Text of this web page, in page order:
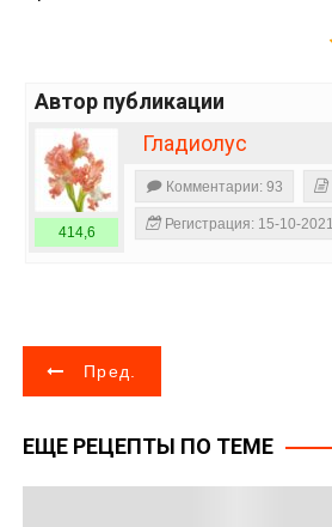
Автор публикации
Гладиолус
414,6
Комментарии: 93
Регистрация: 15-10-2021
Н
в
Пред.
ЕЩЕ РЕЦЕПТЫ ПО ТЕМЕ